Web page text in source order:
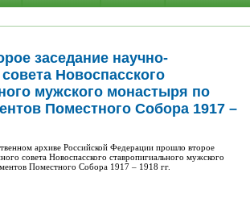
заседание научно-
Новоспасского
мужского монастыря по
Поместного Собора 1917 –
архиве Российской Федерации прошло второе
совета Новоспасского ставропигиального мужского
Поместного Собора 1917 – 1918 гг.